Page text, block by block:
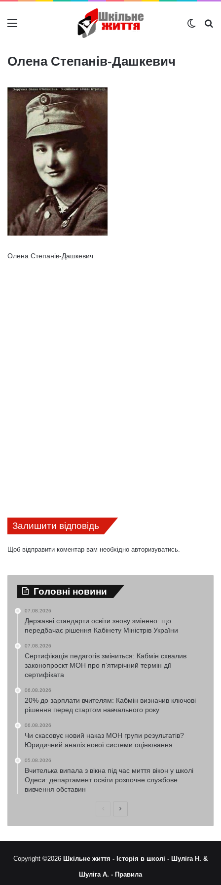
Меню
Олена Степанів-Дашкевич
Олена Степанів-Дашкевич
Залишити відповідь
Щоб відправити коментар вам необхідно авторизуватись.
Головні новини
07.08.2026
Державні стандарти освіти знову змінено: що
передбачає рішення Кабінету Міністрів України
07.08.2026
Сертифікація педагогів зміниться: Кабмін схвалив
законопроєкт МОН про п’ятирічний термін дії
сертифіката
06.08.2026
20% до зарплати вчителям: Кабмін визначив ключові
рішення перед стартом навчального року
06.08.2026
Чи скасовує новий наказ МОН групи результатів?
Юридичний аналіз нової системи оцінювання
05.08.2026
Вчителька випала з вікна під час миття вікон у школі
Одеси: департамент освіти розпочне службове
вивчення обставин
ПопередняНаступна
Copyright ©2026 Шкільне життя - Історія в школі - Шуліга Н. &
Шуліга А. - Правила